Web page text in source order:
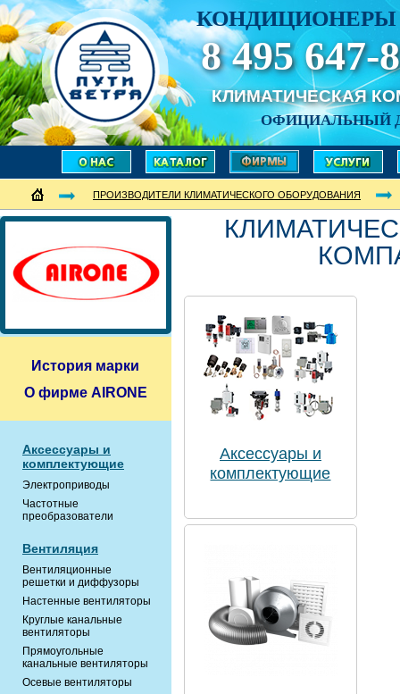
КОНДИЦИОНЕРЫ
8 495 647-
КЛИМАТИЧЕСКАЯ
ОФИЦИАЛЬНЫЙ
ПРОИЗВОДИТЕЛИ КЛИМАТИЧЕСКОГО ОБОРУДОВАНИЯ
История марки
О фирме AIRONE
Аксессуары и
комплектующие
Электроприводы
Частотные
преобразователи
Вентиляция
Вентиляционные
решетки и диффузоры
Настенные вентиляторы
Круглые канальные
вентиляторы
Прямоугольные
канальные вентиляторы
Осевые вентиляторы
Аксессуары и
комплектующие